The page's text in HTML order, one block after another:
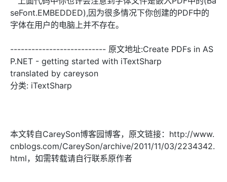
seFont.EMBEDDED),因为很多情况下你创建的PDF中的
字体在用户的电脑上并不存在。
--------------------------- 原文地址:Create PDFs in AS
P.NET - getting started with iTextSharp
translated by careyson
分类: iTextSharp
本文转自CareySon博客园博客，原文链接：http://www.
cnblogs.com/CareySon/archive/2011/11/03/2234342.
html，如需转载请自行联系原作者